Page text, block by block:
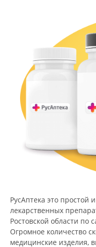
РусАптека это простой
лекарственных
Ростовской области
Огромное количество
медицинские изделия,